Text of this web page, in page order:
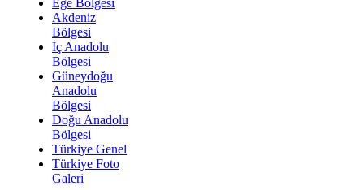
Ege Bölgesi
Akdeniz
Bölgesi
İç Anadolu
Bölgesi
Güneydoğu
Anadolu
Bölgesi
Doğu Anadolu
Bölgesi
Türkiye Genel
Türkiye Foto
Galeri